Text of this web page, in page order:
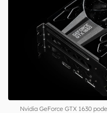
Nvidia GeForce GTX 1630